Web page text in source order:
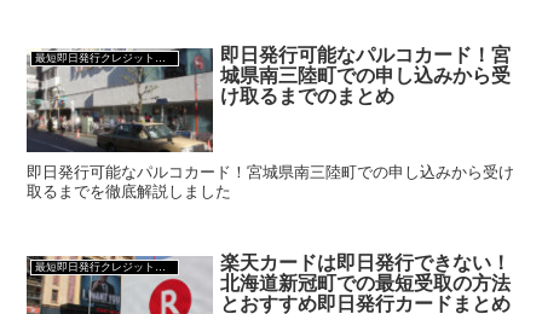
最短即日発行クレジットカード
即日発行可能なパルコカード！宮
城県南三陸町での申し込みから受
け取るまでのまとめ
即日発行可能なパルコカード！宮城県南三陸町での申し込みから受け
取るまでを徹底解説しました
楽天カードは即日発行できない！
北海道新冠町での最短受取の方法
とおすすめ即日発行カードまとめ